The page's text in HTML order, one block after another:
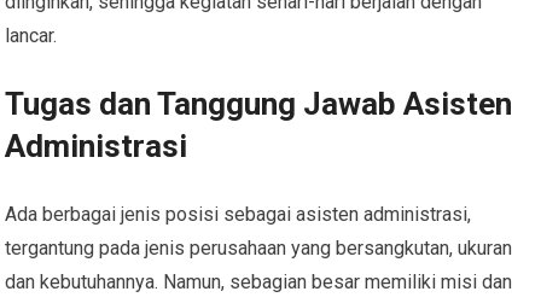
lancar.
Tugas dan Tanggung Jawab Asisten
Administrasi
Ada berbagai jenis posisi sebagai asisten administrasi,
tergantung pada jenis perusahaan yang bersangkutan, ukuran
dan kebutuhannya. Namun, sebagian besar memiliki misi dan